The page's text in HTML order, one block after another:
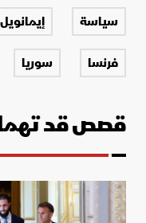
سياسة
فرنسا
سوريا
قصص قد